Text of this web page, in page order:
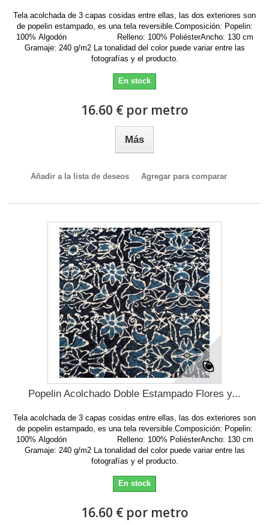
Tela acolchada de 3 capas cosidas entre ellas, las dos exteriores son
de popelin estampado, es una tela reversible.Composición: Popelin:
100% Algodón Relleno: 100% PoliésterAncho: 130 cm
Gramaje: 240 g/m2 La tonalidad del color puede variar entre las
fotografías y el producto.
En stock
16.60 € por metro
Más
Añadir a la lista de deseos Agregar para comparar
Popelin Acolchado Doble Estampado Flores y...
Tela acolchada de 3 capas cosidas entre ellas, las dos exteriores son
de popelin estampado, es una tela reversible.Composición: Popelin:
100% Algodón Relleno: 100% PoliésterAncho: 130 cm
Gramaje: 240 g/m2 La tonalidad del color puede variar entre las
fotografías y el producto.
En stock
16.60 € por metro